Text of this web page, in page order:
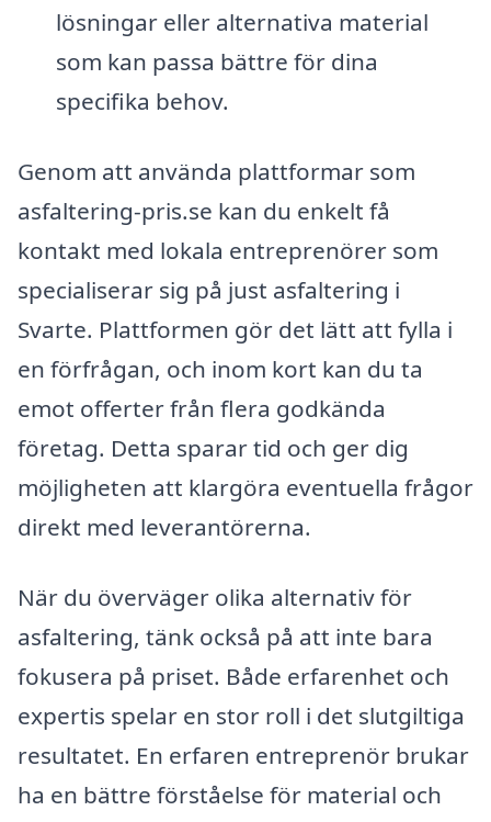
lösningar eller alternativa material
som kan passa bättre för dina
specifika behov.
Genom att använda plattformar som
asfaltering-pris.se kan du enkelt få
kontakt med lokala entreprenörer som
specialiserar sig på just asfaltering i
Svarte. Plattformen gör det lätt att fylla i
en förfrågan, och inom kort kan du ta
emot offerter från flera godkända
företag. Detta sparar tid och ger dig
möjligheten att klargöra eventuella frågor
direkt med leverantörerna.
När du överväger olika alternativ för
asfaltering, tänk också på att inte bara
fokusera på priset. Både erfarenhet och
expertis spelar en stor roll i det slutgiltiga
resultatet. En erfaren entreprenör brukar
ha en bättre förståelse för material och